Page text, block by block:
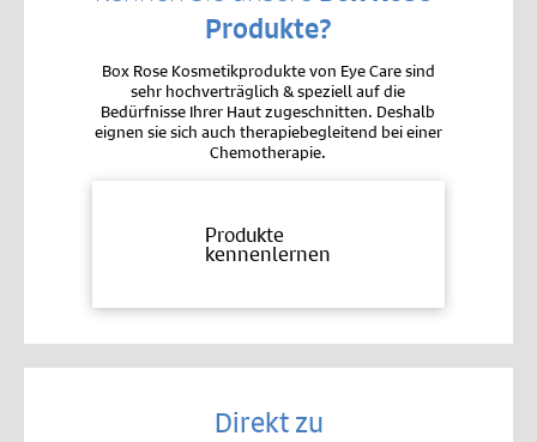
Produkte?
Box Rose Kosmetikprodukte von Eye Care sind
sehr hochverträglich & speziell auf die
Bedürfnisse Ihrer Haut zugeschnitten. Deshalb
eignen sie sich auch therapiebegleitend bei einer
Chemotherapie.
Produkte
kennenlernen
Direkt zu